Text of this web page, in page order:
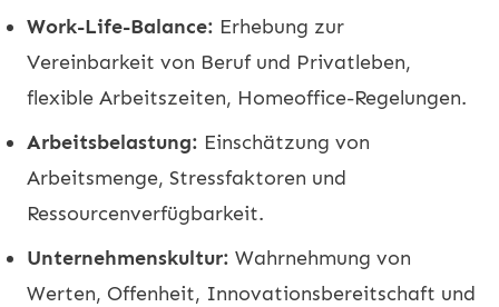
Work-Life-Balance: Erhebung zur
Vereinbarkeit von Beruf und Privatleben,
flexible Arbeitszeiten, Homeoffice-Regelungen.
Arbeitsbelastung: Einschätzung von
Arbeitsmenge, Stressfaktoren und
Ressourcenverfügbarkeit.
Unternehmenskultur: Wahrnehmung von
Werten, Offenheit, Innovationsbereitschaft und